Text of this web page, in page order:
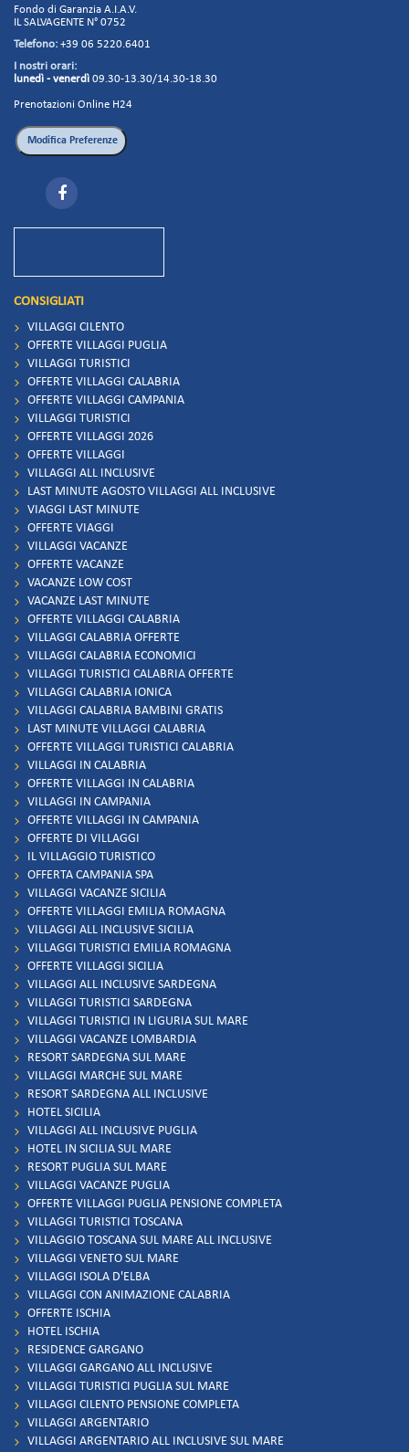
Fondo di Garanzia A.I.A.V.
IL SALVAGENTE N° 0752
Telefono: +39 06 5220.6401
I nostri orari:
lunedì - venerdì 09.30-13.30/14.30-18.30
Prenotazioni Online H24
CONSIGLIATI
VILLAGGI CILENTO
OFFERTE VILLAGGI PUGLIA
VILLAGGI TURISTICI
OFFERTE VILLAGGI CALABRIA
OFFERTE VILLAGGI CAMPANIA
VILLAGGI TURISTICI
OFFERTE VILLAGGI 2026
OFFERTE VILLAGGI
VILLAGGI ALL INCLUSIVE
LAST MINUTE AGOSTO VILLAGGI ALL INCLUSIVE
VIAGGI LAST MINUTE
OFFERTE VIAGGI
VILLAGGI VACANZE
OFFERTE VACANZE
VACANZE LOW COST
VACANZE LAST MINUTE
OFFERTE VILLAGGI CALABRIA
VILLAGGI CALABRIA OFFERTE
VILLAGGI CALABRIA ECONOMICI
VILLAGGI TURISTICI CALABRIA OFFERTE
VILLAGGI CALABRIA IONICA
VILLAGGI CALABRIA BAMBINI GRATIS
LAST MINUTE VILLAGGI CALABRIA
OFFERTE VILLAGGI TURISTICI CALABRIA
VILLAGGI IN CALABRIA
OFFERTE VILLAGGI IN CALABRIA
VILLAGGI IN CAMPANIA
OFFERTE VILLAGGI IN CAMPANIA
OFFERTE DI VILLAGGI
IL VILLAGGIO TURISTICO
OFFERTA CAMPANIA SPA
VILLAGGI VACANZE SICILIA
OFFERTE VILLAGGI EMILIA ROMAGNA
VILLAGGI ALL INCLUSIVE SICILIA
VILLAGGI TURISTICI EMILIA ROMAGNA
OFFERTE VILLAGGI SICILIA
VILLAGGI ALL INCLUSIVE SARDEGNA
VILLAGGI TURISTICI SARDEGNA
VILLAGGI TURISTICI IN LIGURIA SUL MARE
VILLAGGI VACANZE LOMBARDIA
RESORT SARDEGNA SUL MARE
VILLAGGI MARCHE SUL MARE
RESORT SARDEGNA ALL INCLUSIVE
HOTEL SICILIA
VILLAGGI ALL INCLUSIVE PUGLIA
HOTEL IN SICILIA SUL MARE
RESORT PUGLIA SUL MARE
VILLAGGI VACANZE PUGLIA
OFFERTE VILLAGGI PUGLIA PENSIONE COMPLETA
VILLAGGI TURISTICI TOSCANA
VILLAGGIO TOSCANA SUL MARE ALL INCLUSIVE
VILLAGGI VENETO SUL MARE
VILLAGGI ISOLA D'ELBA
VILLAGGI CON ANIMAZIONE CALABRIA
OFFERTE ISCHIA
HOTEL ISCHIA
RESIDENCE GARGANO
VILLAGGI GARGANO ALL INCLUSIVE
VILLAGGI TURISTICI PUGLIA SUL MARE
VILLAGGI CILENTO PENSIONE COMPLETA
VILLAGGI ARGENTARIO
VILLAGGI ARGENTARIO ALL INCLUSIVE SUL MARE